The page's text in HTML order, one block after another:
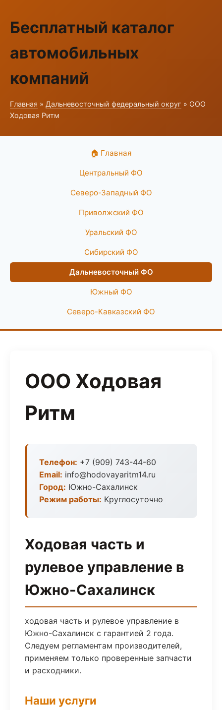
Бесплатный каталог
автомобильных
компаний
Главная » Дальневосточный федеральный округ » ООО
Ходовая Ритм
🏠 Главная
Центральный ФО
Северо-Западный ФО
Приволжский ФО
Уральский ФО
Сибирский ФО
Дальневосточный ФО
Южный ФО
Северо-Кавказский ФО
ООО Ходовая
Ритм
Телефон: +7 (909) 743-44-60
Email: info@hodovayaritm14.ru
Город: Южно-Сахалинск
Режим работы: Круглосуточно
Ходовая часть и
рулевое управление в
Южно-Сахалинск
ходовая часть и рулевое управление в
Южно-Сахалинск с гарантией 2 года.
Следуем регламентам производителей,
применяем только проверенные запчасти
и расходники.
Наши услуги